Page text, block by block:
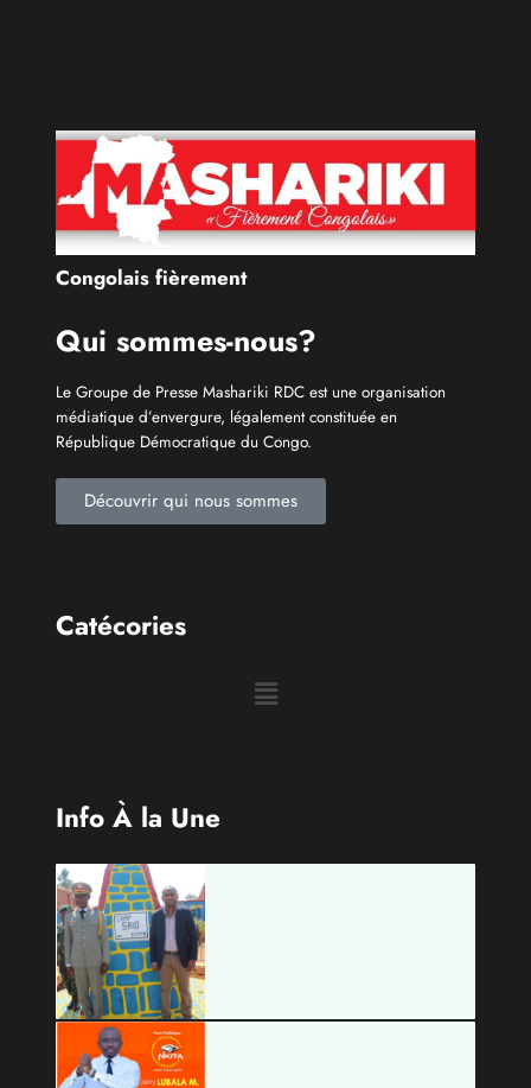
Qui sommes-nous?
Le Groupe de Presse Mashariki RDC est une organisation
médiatique d’envergure, légalement constituée en
République Démocratique du Congo.
Découvrir qui nous sommes
Catécories